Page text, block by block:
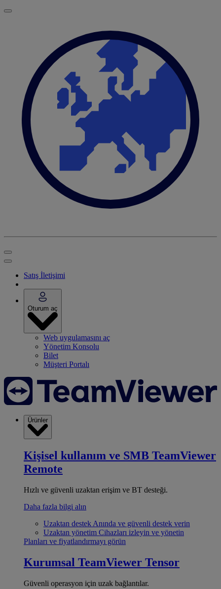
Satış İletişimi
Oturum aç
Web uygulamasını aç
Yönetim Konsolu
Bilet
Müşteri Portalı
Ürünler
Kişisel kullanım ve SMB TeamViewer
Remote
Hızlı ve güvenli uzaktan erişim ve BT desteği.
Daha fazla bilgi alın
Uzaktan destek Anında ve güvenli destek verin
Uzaktan yönetim Cihazları izleyin ve yönetin
Planları ve fiyatlandırmayı görün
Kurumsal TeamViewer Tensor
Güvenli operasyon için uzak bağlantılar.